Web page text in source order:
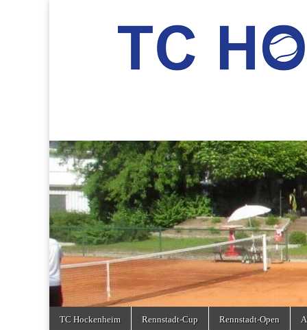
TC Hockenheim
Main
TC Hockenheim Rennstadt-Cup Rennstadt-Open